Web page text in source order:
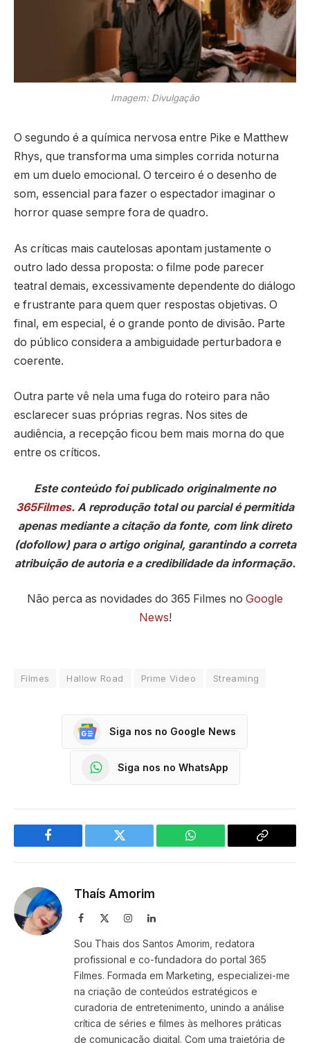
Imagem: Divulgação
O segundo é a química nervosa entre Pike e Matthew
Rhys, que transforma uma simples corrida noturna
em um duelo emocional. O terceiro é o desenho de
som, essencial para fazer o espectador imaginar o
horror quase sempre fora de quadro.
As críticas mais cautelosas apontam justamente o
outro lado dessa proposta: o filme pode parecer
teatral demais, excessivamente dependente do diálogo
e frustrante para quem quer respostas objetivas. O
final, em especial, é o grande ponto de divisão. Parte
do público considera a ambiguidade perturbadora e
coerente.
Outra parte vê nela uma fuga do roteiro para não
esclarecer suas próprias regras. Nos sites de
audiência, a recepção ficou bem mais morna do que
entre os críticos.
Este conteúdo foi publicado originalmente no
365Filmes. A reprodução total ou parcial é permitida
apenas mediante a citação da fonte, com link direto
(dofollow) para o artigo original, garantindo a correta
atribuição de autoria e a credibilidade da informação.
Não perca as novidades do 365 Filmes no Google
News!
Filmes Hallow Road Prime Video Streaming
Siga nos no Google News
Siga nos no WhatsApp
Facebook Twitter WhatsApp
Copy
Thaís Amorim
Facebook InstagramLinkedIn
Sou Thais dos Santos Amorim, redatora
profissional e co-fundadora do portal 365
Filmes. Formada em Marketing, especializei-me
na criação de conteúdos estratégicos e
curadoria de entretenimento, unindo a análise
crítica de séries e filmes às melhores práticas
de comunicação digital. Com uma trajetória de